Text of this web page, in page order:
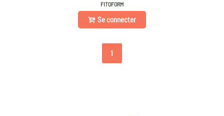
FITOFORM
Se connecter
1